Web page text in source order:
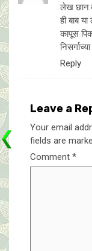
लेख
ही बाब
कापूस
Reply
Leave a
Your email
fields are
Comment *